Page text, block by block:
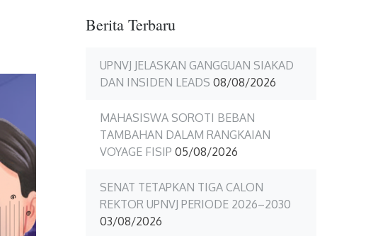
Berita Terbaru
UPNVJ JELASKAN GANGGUAN SIAKAD
DAN INSIDEN LEADS 08/08/2026
MAHASISWA SOROTI BEBAN
TAMBAHAN DALAM RANGKAIAN
VOYAGE FISIP 05/08/2026
SENAT TETAPKAN TIGA CALON
REKTOR UPNVJ PERIODE 2026–2030
03/08/2026